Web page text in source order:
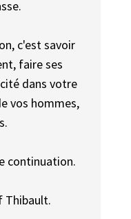
c'est savoir
faire ses
dans votre
vos hommes,
continuation.
Thibault.